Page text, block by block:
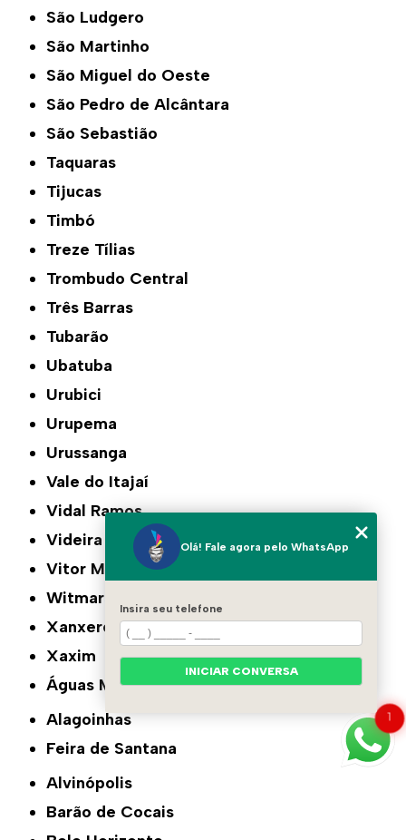
São Ludgero
São Martinho
São Miguel do Oeste
São Pedro de Alcântara
São Sebastião
Taquaras
Tijucas
Timbó
Treze Tílias
Trombudo Central
Três Barras
Tubarão
Ubatuba
Urubici
Urupema
Urussanga
Vale do Itajaí
Vidal Ramos
Videira
Vitor Meireles
Witmarsum
Xanxerê
Xaxim
Águas Mornas
Alagoinhas
Feira de Santana
Alvinópolis
Barão de Cocais
1
Olá! Fale agora pelo WhatsApp
Insira seu telefone
INICIAR CONVERSA